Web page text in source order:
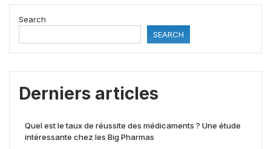
Search
SEARCH
Derniers articles
Quel est le taux de réussite des médicaments ? Une étude
intéressante chez les Big Pharmas